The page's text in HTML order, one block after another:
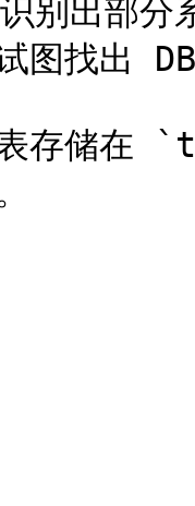
别出部分
图找出
表存储